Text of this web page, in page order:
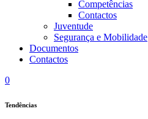
Competências
Contactos
Juventude
Segurança e Mobilidade
Documentos
Contactos
0
Tendências